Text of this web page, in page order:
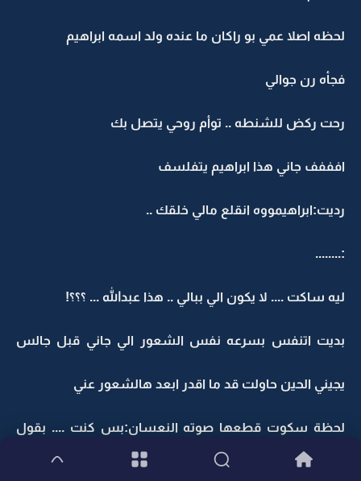
لحظه اصلا عمي بو راكان ما عنده ولد اسمه ابراهيم
فجأه رن جوالي
رحت ركض للشنطه .. توأم روحي يتصل بك
افففف جاني هذا ابراهيم يتفلسف
رديت:ابراهيمووه انقلع مالي خلقك ..
:........
ليه ساكت .... لا يكون الي ببالي .. هذا عبدالله ... ؟؟؟!
بديت اتنفس بسرعه نفس الشعور الي جاني قبل جالس
يجيني الحين حاولت قد ما اقدر ابعد هالشعور عني
لحظة سكوت قطعها صوته النعسان:بس كنت .... بقول
اسف هزأتك ... افتكرتك ......... واحد